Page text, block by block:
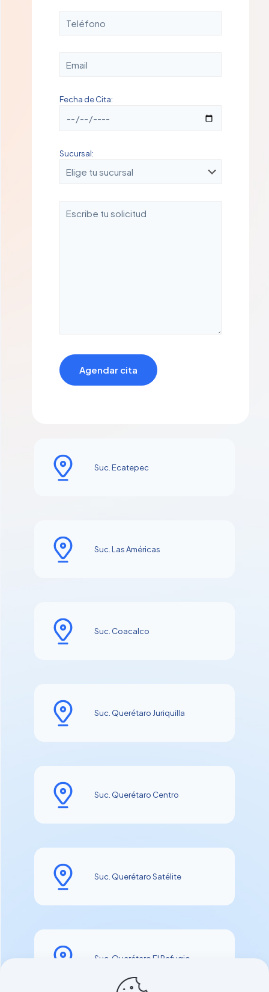
Fecha de Cita:
Sucursal:
Suc. Ecatepec
Suc. Las Américas
Suc. Coacalco
Suc. Querétaro Juriquilla
Suc. Querétaro Centro
Suc. Querétaro Satélite
Suc. Querétaro El Refugio